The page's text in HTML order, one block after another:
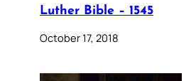
Luther Bible – 1545
October 17, 2018